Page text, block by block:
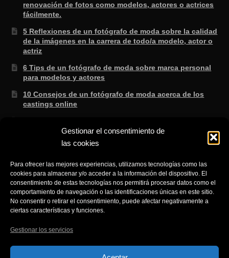
Gestionar el consentimiento de
las cookies
Para ofrecer las mejores experiencias, utilizamos tecnologías como las
cookies para almacenar y/o acceder a la información del dispositivo. El
consentimiento de estas tecnologías nos permitirá procesar datos como el
comportamiento de navegación o las identificaciones únicas en este sitio.
No consentir o retirar el consentimiento, puede afectar negativamente a
ciertas características y funciones.
Gestionar los servicios
renovación de fotos como modelos, actores o actrices
fácilmente.
5 Reflexiones de un fotógrafo de moda sobre la calidad
de la imágenes en la carrera de todo/a modelo, actor o
actriz
6 Tips de un fotógrafo de moda sobre marca personal
para modelos y actores
10 Consejos de un fotógrafo de moda acerca de los
castings online
enseñan en la escuela.
8 consejos de un fotógrafo de moda para saber si lo
3 Trucos de un fotógrafo de moda para aprender a
gestionar el NO fácilmente cuando eres modelo.